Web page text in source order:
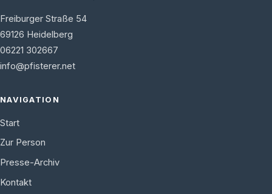
Freiburger Straße 54
69126 Heidelberg
06221 302667
info@pfisterer.net
NAVIGATION
Start
Zur Person
Presse-Archiv
Kontakt